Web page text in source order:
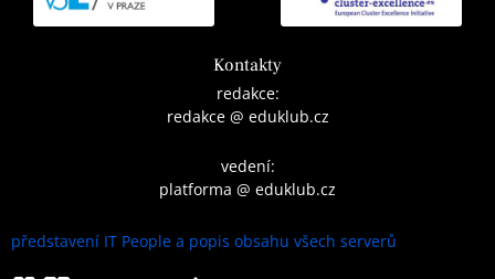
Kontakty
redakce:
redakce @ eduklub.cz
vedení:
platforma @ eduklub.cz
představení IT People a popis obsahu všech serverů